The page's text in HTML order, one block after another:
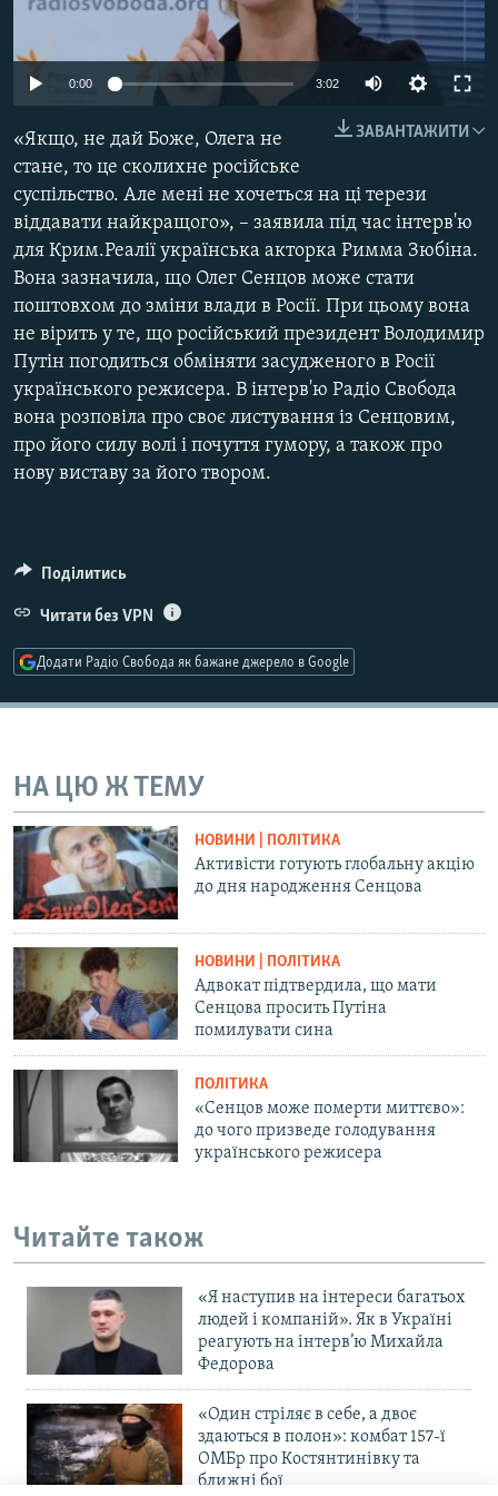
ФОТО
СПЕЦПРОЄКТИ
ПОДКАСТИ
КРИМ РЕАЛІЇ
РУС
УКР
КТАТ
ДОЛУЧАЙСЯ!
0:00 3:02
ЗАВАНТАЖИТИ
«Якщо, не дай Боже, Олега не
стане, то це сколихне російське
суспільство. Але мені не хочеться на ці терези
віддавати найкращого», – заявила під час інтерв'ю
для Крим.Реалії українська акторка Римма Зюбіна.
Вона зазначила, що Олег Сенцов може стати
поштовхом до зміни влади в Росії. При цьому вона
не вірить у те, що російський президент Володимир
Путін погодиться обміняти засудженого в Росії
українського режисера. В інтерв'ю Радіо Свобода
вона розповіла про своє листування із Сенцовим,
про його силу волі і почуття гумору, а також про
нову виставу за його твором.
Поділитись
Читати без VPN
Додати Радіо Свобода як бажане джерело в Google
НА ЦЮ Ж ТЕМУ
НОВИНИ | ПОЛІТИКА
Активісти готують глобальну акцію
до дня народження Сенцова
НОВИНИ | ПОЛІТИКА
Адвокат підтвердила, що мати
Сенцова просить Путіна
помилувати сина
ПОЛІТИКА
«Сенцов може померти миттєво»:
до чого призведе голодування
українського режисера
Читайте також
«Я наступив на інтереси багатьох
людей і компаній». Як в Україні
реагують на інтерв’ю Михайла
Федорова
«Один стріляє в себе, а двоє
здаються в полон»: комбат 157-ї
ОМБр про Костянтинівку та
ближні бої